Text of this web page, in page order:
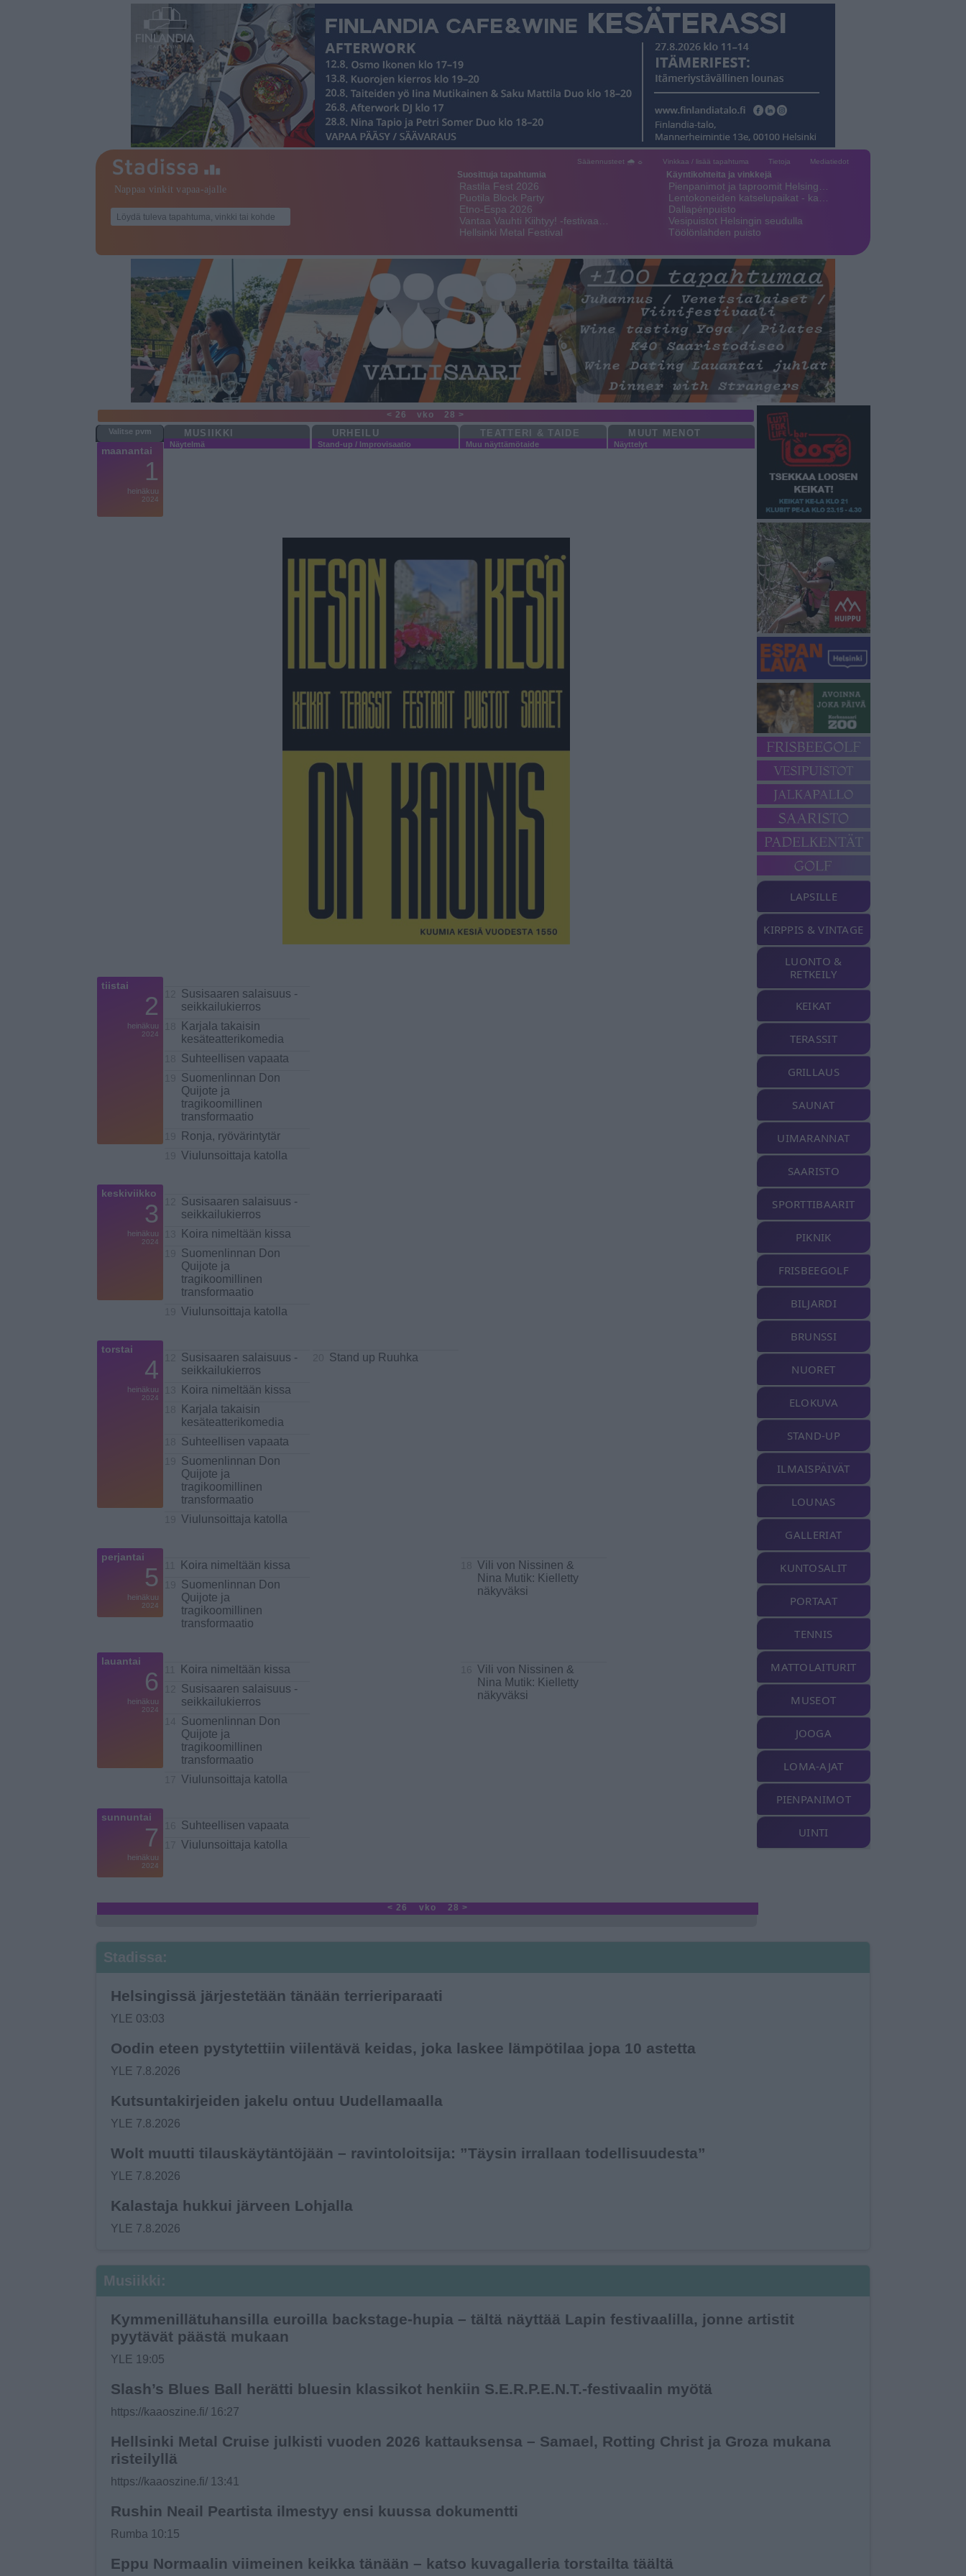
Sääennusteet 🌧 ☼ Vinkkaa / lisää tapahtuma Tietoja Mediatiedot
Suosittuja tapahtumia
Rastila Fest 2026
Puotila Block Party
Etno-Espa 2026
Vantaa Vauhti Kiihtyy! -festivaa…
Hellsinki Metal Festival
Käyntikohteita ja vinkkejä
Pienpanimot ja taproomit Helsing…
Lentokoneiden katselupaikat - ka…
Dallapénpuisto
Vesipuistot Helsingin seudulla
Töölönlahden puisto
< 26 vko 28 >
maanantai
1
heinäkuu
2024
MUSIIKKI
Näytelmä
URHEILU
Stand-up / Improvisaatio
TEATTERI & TAIDE
Muu näyttämötaide
MUUT MENOT
Näyttelyt
tiistai
2
heinäkuu
2024
Susisaaren salaisuus -
seikkailukierros
Karjala takaisin
kesäteatterikomedia
Suhteellisen vapaata
Suomenlinnan Don
Quijote ja
tragikoomillinen
transformaatio
Ronja, ryövärintytär
Viulunsoittaja katolla
keskiviikko
3
heinäkuu
2024
Susisaaren salaisuus -
seikkailukierros
Koira nimeltään kissa
Suomenlinnan Don
Quijote ja
tragikoomillinen
transformaatio
Viulunsoittaja katolla
torstai
4
heinäkuu
2024
Susisaaren salaisuus -
seikkailukierros
Koira nimeltään kissa
Karjala takaisin
kesäteatterikomedia
Suhteellisen vapaata
Suomenlinnan Don
Quijote ja
tragikoomillinen
transformaatio
Viulunsoittaja katolla
Stand up Ruuhka
perjantai
5
heinäkuu
2024
Koira nimeltään kissa
Suomenlinnan Don
Quijote ja
tragikoomillinen
transformaatio
Vili von Nissinen &
Nina Mutik: Kielletty
näkyväksi
lauantai
6
heinäkuu
2024
Koira nimeltään kissa
Susisaaren salaisuus -
seikkailukierros
Suomenlinnan Don
Quijote ja
tragikoomillinen
transformaatio
Viulunsoittaja katolla
Vili von Nissinen &
Nina Mutik: Kielletty
näkyväksi
sunnuntai
7
heinäkuu
2024
Suhteellisen vapaata
Viulunsoittaja katolla
< 26 vko 28 >
LAPSILLE
KIRPPIS & VINTAGE
LUONTO &
RETKEILY
KEIKAT
TERASSIT
GRILLAUS
SAUNAT
UIMARANNAT
SAARISTO
SPORTTIBAARIT
PIKNIK
FRISBEEGOLF
BILJARDI
BRUNSSI
NUORET
ELOKUVA
STAND-UP
ILMAISPÄIVÄT
LOUNAS
GALLERIAT
KUNTOSALIT
PORTAAT
TENNIS
MATTOLAITURIT
MUSEOT
JOOGA
LOMA-AJAT
PIENPANIMOT
UINTI
Stadissa:
Helsingissä järjestetään tänään terrieriparaati
YLE 03:03
Oodin eteen pystytettiin viilentävä keidas, joka laskee lämpötilaa jopa 10 astetta
YLE 7.8.2026
Kutsuntakirjeiden jakelu ontuu Uudellamaalla
YLE 7.8.2026
Wolt muutti tilauskäytäntöjään – ravintoloitsija: ”Täysin irrallaan todellisuudesta”
YLE 7.8.2026
Kalastaja hukkui järveen Lohjalla
YLE 7.8.2026
Musiikki:
Kymmenillä­tuhansilla euroilla backstage-hupia – tältä näyttää Lapin festivaalilla, jonne artistit
pyytävät päästä mukaan
YLE 19:05
Slash’s Blues Ball herätti bluesin klassikot henkiin S.E.R.P.E.N.T.-festivaalin myötä
https://kaaoszine.fi/ 16:27
Hellsinki Metal Cruise julkisti vuoden 2026 kattauksensa – Samael, Rotting Christ ja Groza mukana
risteilyllä
https://kaaoszine.fi/ 13:41
Rushin Neail Peartista ilmestyy ensi kuussa dokumentti
Rumba 10:15
Eppu Normaalin viimeinen keikka tänään – katso kuvagalleria torstailta täältä